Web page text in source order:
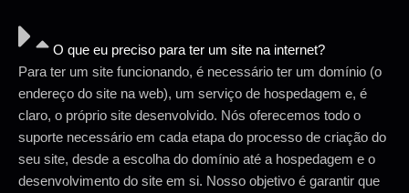
O que eu preciso para ter um site na internet?
Para ter um site funcionando, é necessário ter um domínio (o
endereço do site na web), um serviço de hospedagem e, é
claro, o próprio site desenvolvido. Nós oferecemos todo o
suporte necessário em cada etapa do processo de criação do
seu site, desde a escolha do domínio até a hospedagem e o
desenvolvimento do site em si. Nosso objetivo é garantir que